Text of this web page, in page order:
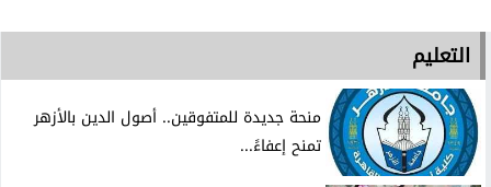
التعليم
منحة جديدة للمتفوقين.. أصول الدين بالأزهر
تمنح إعفاءً...